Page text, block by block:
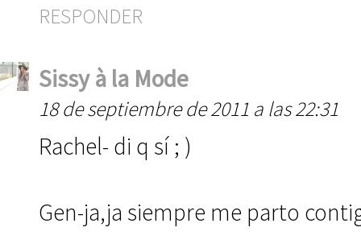
RESPONDER
Sissy à la Mode
18 de septiembre de 2011 a las 22:31
Rachel- di q sí ; )
Gen-ja,ja siempre me parto